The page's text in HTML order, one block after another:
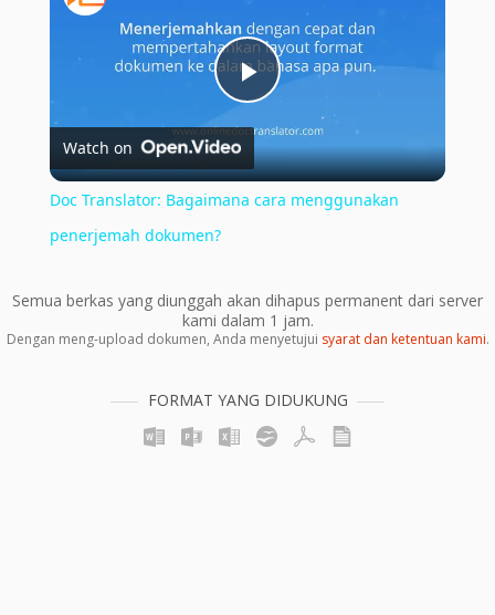
Play
Video
Watch on
Doc Translator: Bagaimana cara menggunakan
penerjemah dokumen?
Semua berkas yang diunggah akan dihapus permanent dari server
kami dalam 1 jam.
Dengan meng-upload dokumen, Anda menyetujui syarat dan ketentuan kami.
FORMAT YANG DIDUKUNG